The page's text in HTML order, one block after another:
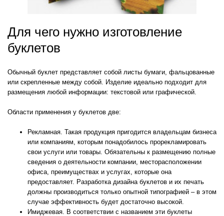
Для чего нужно изготовление
буклетов
Обычный буклет представляет собой листы бумаги, фальцованные
или скрепленные между собой. Изделие идеально подходит для
размещения любой информации: текстовой или графической.
Области применения у буклетов две:
Рекламная. Такая продукция пригодится владельцам бизнеса
или компаниям, которым понадобилось прорекламировать
свои услуги или товары. Обязательны к размещению полные
сведения о деятельности компании, месторасположении
офиса, преимуществах и услугах, которые она
предоставляет. Разработка дизайна буклетов и их печать
должны производиться только опытной типографией – в этом
случае эффективность будет достаточно высокой.
Имиджевая. В соответствии с названием эти буклеты